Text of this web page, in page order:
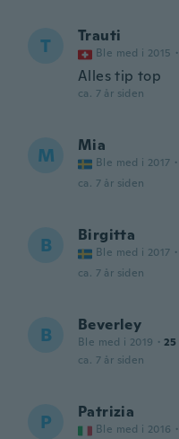
T Trauti
Ble med i 2015 ·
Alles tip top
ca. 7 år siden
M Mia
Ble med i 2017 ·
ca. 7 år siden
B Birgitta
Ble med i 2017 ·
ca. 7 år siden
B Beverley
Ble med i 2019 · 25
ca. 7 år siden
P Patrizia
Ble med i 2016 ·